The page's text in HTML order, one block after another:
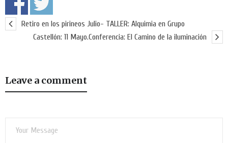
Retiro en los pirineos Julio- TALLER: Alquimia en Grupo
Castellón: 11 Mayo.Conferencia: El Camino de la iluminación
Leave a comment